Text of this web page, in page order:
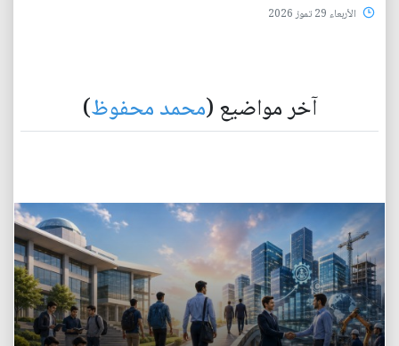
الأربعاء 29 تموز 2026
آخر مواضيع (محمد محفوظ)